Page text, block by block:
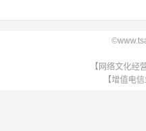
【网络文化
【增值电